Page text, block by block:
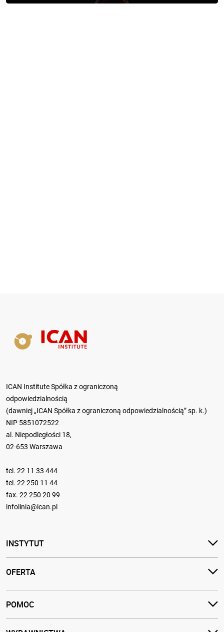
ICAN Institute Spółka z ograniczoną
odpowiedzialnością
(dawniej „ICAN Spółka z ograniczoną odpowiedzialnością” sp. k.)
NIP 5851072522
al. Niepodległości 18,
02-653 Warszawa
tel. 22 11 33 444
tel. 22 250 11 44
fax. 22 250 20 99
infolinia@ican.pl
INSTYTUT
OFERTA
POMOC